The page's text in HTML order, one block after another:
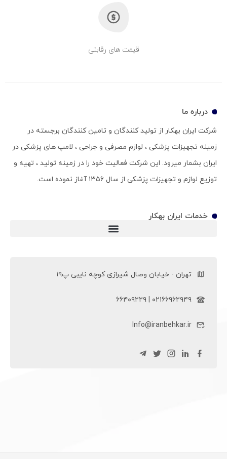
قیمت های رقابتی
درباره ما
شرکت ایران بهکار از تولید کنندگان و تامین کنندگان برجسته در
زمینه تجهیزات پزشکی ، لوازم مصرفی و جراحی ، لامپ های پزشکی در
ایران بشمار میرود. این شرکت فعالیت خود را در زمینه تولید ، تهیه و
توزیع لوازم و تجهیزات پزشکی از سال ۱۳۵۶ آغاز نموده است.
خدمات ایران بهکار
تهران - خیابان وصال شیرازی کوچه نایبی پ۱۹
۰۲۱۶۶۹۶۲۹۴۹ | ۶۶۴۰۹۲۲۹
Info@iranbehkar.ir